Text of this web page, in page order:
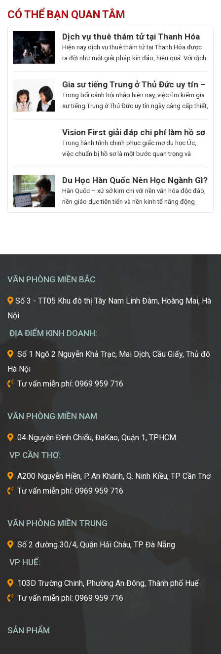
CÓ THỂ BẠN QUAN TÂM
Dịch vụ thuê thám tử tại Thanh Hóa
uy tín và hoạt động 24/7
Hiện nay dịch vụ thuê thám tử tại Thanh Hóa được
ra đời như một giải pháp kín đáo, hiệu quả. Với dịch
thông tin cần thiết và bảo vệ cuộc sống, công việc
một cách chủ động. Để giúp bạn có thể hiểu rõ hơn
Gia sư tiếng Trung ở Thủ Đức uy tín –
Hoa Ngữ Đông Phương
Trong bối cảnh hội nhập hiện nay, việc tìm kiếm gia
sư tiếng Trung ở Thủ Đức uy tín ngày càng cấp thiết,
du học. Hoa Ngữ Đông Phương với nhiều năm kinh
nghiệm, cam kết mang lại chất lượng giảng dạy
vượt trội, giúp […]
Vision First giải đáp chi phí làm hồ sơ
du học Úc có đắt không?
Trong hành trình chinh phục giấc mơ du học Úc,
việc chuẩn bị hồ sơ là một bước quan trọng và
huynh vẫn băn khoăn về khoản chi phí liên quan
đến quá trình này. Vậy, Vision First sẽ giải đáp chi
phí làm hồ sơ […]
Du
Học
Hàn
Ngành
Làm
Đẹp:
Chắp
Chinh
“Kinh
Đô
Sắc
Đẹp”
Á
Bạn
đam
những
hướng
kỹ
thuật
tiên
nhất
trong
cái
của
công
nghiệp
thế
Bạn
ngày
được
Du Học Hàn Quốc Nên Học Ngành Gì?
Cẩm Nang Lựa Chọn Ngành Phù Hợp
Từ Chuyên Gia Thuận Phát
Hàn Quốc – xứ sở kim chi với nền văn hóa độc đáo,
nền giáo dục tiên tiến và nền kinh tế năng động
VĂN PHÒNG MIỀN BẮC
Số 3 - TT05 Khu đô thị Tây Nam Linh Đàm, Hoàng Mai, Hà
Nội
ĐỊA ĐIỂM KINH DOANH:
Số 1 Ngõ 2 Nguyễn Khả Trạc, Mai Dịch, Cầu Giấy, Thủ đô
Hà Nội
Tư vấn miễn phí: 0969 959 716
VĂN PHÒNG MIỀN NAM
04 Nguyễn Đình Chiểu, ĐaKao, Quận 1, TPHCM
VP CẦN THƠ:
A200 Nguyễn Hiền, P. An Khánh, Q. Ninh Kiều, TP Cần Thơ
Tư vấn miễn phí: 0969 959 716
VĂN PHÒNG MIỀN TRUNG
Số 2 đường 30/4, Quận Hải Châu, TP. Đà Nẵng
VP HUẾ:
103D Trường Chinh, Phường An Đông, Thành phố Huế
Tư vấn miễn phí: 0969 959 716
SẢN PHẨM